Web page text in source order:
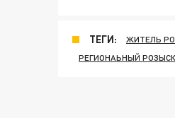
ТЕГИ: ЖИТЕЛЬ
РЕГИОНАЬНЫЙ РОЗЫСК